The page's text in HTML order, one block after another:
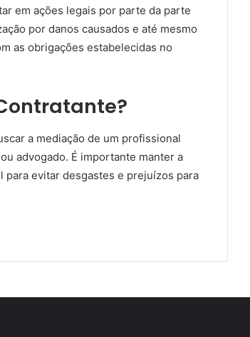
em ações legais por parte da parte
por danos causados e até mesmo
as obrigações estabelecidas no
a mediação de um profissional
advogado. É importante manter a
para evitar desgastes e prejuízos para